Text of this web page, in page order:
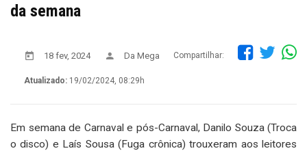
da semana
18 fev, 2024 Da Mega Compartilhar:
Atualizado: 19/02/2024, 08:29h
Em semana de Carnaval e pós-Carnaval, Danilo Souza (Troca
o disco) e Laís Sousa (Fuga crônica) trouxeram aos leitores